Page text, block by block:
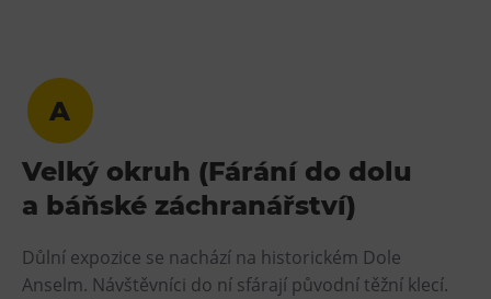
Bolt Café
Kavárna Velký Svět techniky
L’Osteria
PECKA DOV
Restaurace VP ART
Bistropen
A
Velký okruh (Fárání do dolu
a báňské záchranářství)
Důlní expozice se nachází na historickém Dole
Anselm. Návštěvníci do ní sfárají původní těžní klecí.